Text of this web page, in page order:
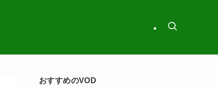
おすすめのVOD